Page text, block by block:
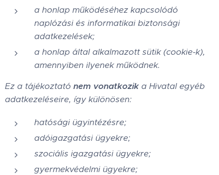
a honlap működéséhez kapcsolódó
naplózási és informatikai biztonsági
adatkezelések;
a honlap által alkalmazott sütik (cookie-k),
amennyiben ilyenek működnek.
Ez a tájékoztató nem vonatkozik a Hivatal egyéb
adatkezeléseire, így különösen:
hatósági ügyintézésre;
adóigazgatási ügyekre;
szociális igazgatási ügyekre;
gyermekvédelmi ügyekre;